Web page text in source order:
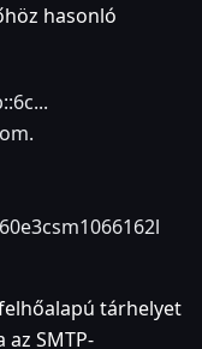
hasonló
tárhelyet
SMTP-